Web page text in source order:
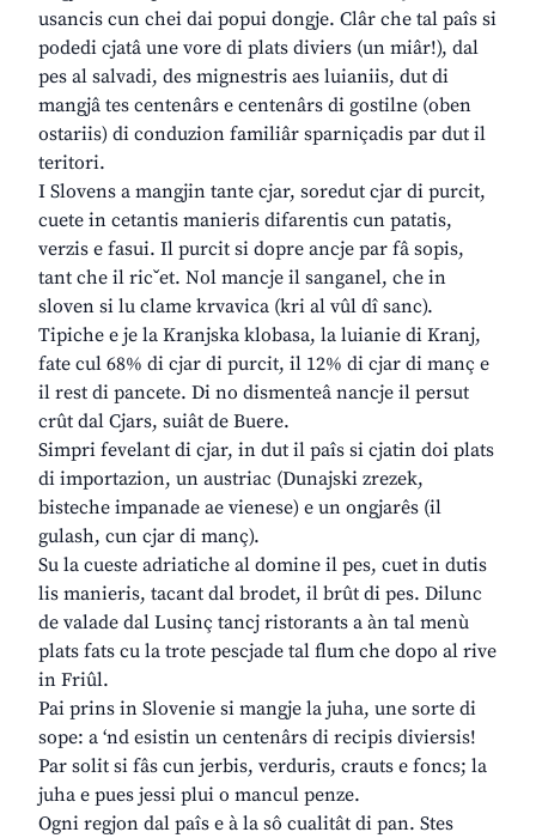
usancis cun chei dai popui dongje. Clâr che tal paîs si
podedi cjatâ une vore di plats diviers (un miâr!), dal
pes al salvadi, des mignestris aes luianiis, dut di
mangjâ tes centenârs e centenârs di gostilne (oben
ostariis) di conduzion familiâr sparniçadis par dut il
teritori.
I Slovens a mangjin tante cjar, soredut cjar di purcit,
cuete in cetantis manieris difarentis cun patatis,
verzis e fasui. Il purcit si dopre ancje par fâ sopis,
tant che il ricˇet. Nol mancje il sanganel, che in
sloven si lu clame krvavica (kri al vûl dî sanc).
Tipiche e je la Kranjska klobasa, la luianie di Kranj,
fate cul 68% di cjar di purcit, il 12% di cjar di manç e
il rest di pancete. Di no dismenteâ nancje il persut
crût dal Cjars, suiât de Buere.
Simpri fevelant di cjar, in dut il paîs si cjatin doi plats
di importazion, un austriac (Dunajski zrezek,
bisteche impanade ae vienese) e un ongjarês (il
gulash, cun cjar di manç).
Su la cueste adriatiche al domine il pes, cuet in dutis
lis manieris, tacant dal brodet, il brût di pes. Dilunc
de valade dal Lusinç tancj ristorants a àn tal menù
plats fats cu la trote pescjade tal flum che dopo al rive
in Friûl.
Pai prins in Slovenie si mangje la juha, une sorte di
sope: a ‘nd esistin un centenârs di recipis diviersis!
Par solit si fâs cun jerbis, verduris, crauts e foncs; la
juha e pues jessi plui o mancul penze.
Ogni regjon dal paîs e à la sô cualitât di pan. Stes